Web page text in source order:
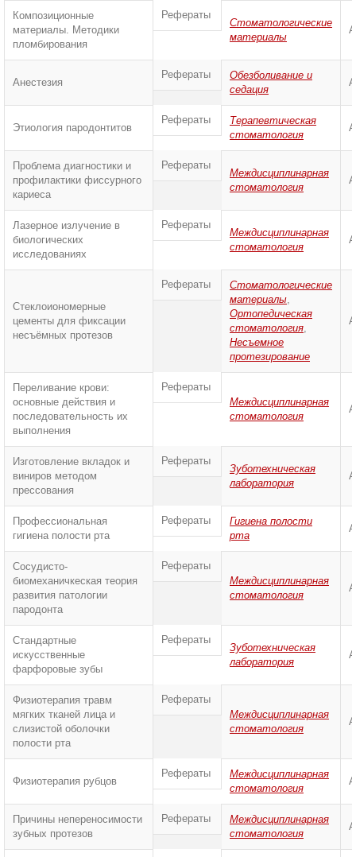
Композиционные
материалы. Методики
пломбирования
Рефераты
Стоматологические
материалы
Анестезия
Рефераты
Обезболивание и
седация
Этиология пародонтитов
Рефераты
Терапевтическая
стоматология
Проблема диагностики и
профилактики фиссурного
кариеса
Рефераты
Междисциплинарная
стоматология
Лазерное излучение в
биологических
исследованиях
Рефераты
Междисциплинарная
стоматология
Стеклоиономерные
цементы для фиксации
несъёмных протезов
Рефераты
Стоматологические
материалы,
Ортопедическая
стоматология,
Несъемное
протезирование
Переливание крови:
основные действия и
последовательность их
выполнения
Рефераты
Междисциплинарная
стоматология
Изготовление вкладок и
виниров методом
прессования
Рефераты
Зуботехническая
лаборатория
Профессиональная
гигиена полости рта
Рефераты
Гигиена полости
рта
Сосудисто-
биомеханичкеская теория
развития патологии
пародонта
Рефераты
Междисциплинарная
стоматология
Стандартные
искусственные
фарфоровые зубы
Рефераты
Зуботехническая
лаборатория
Физиотерапия травм
мягких тканей лица и
слизистой оболочки
полости рта
Рефераты
Междисциплинарная
стоматология
Физиотерапия рубцов
Рефераты
Междисциплинарная
стоматология
Причины непереносимости
зубных протезов
Рефераты
Междисциплинарная
стоматология